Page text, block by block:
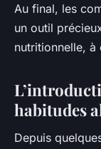
Au final, les
un outil
nutritionnelle,
habitudes
Depuis